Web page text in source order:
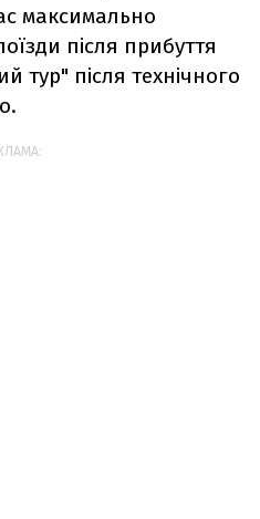
максимально
після прибуття
тур" після технічного